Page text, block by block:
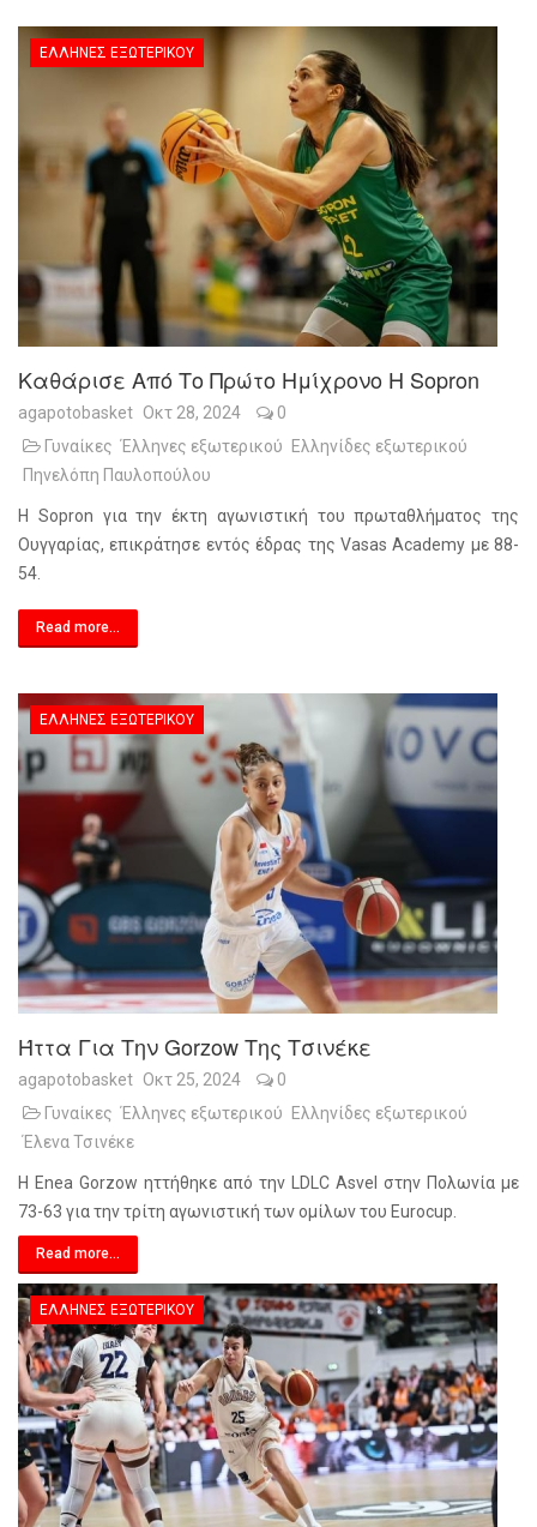
ΈΛΛΗΝΕΣ ΕΞΩΤΕΡΙΚΟΎ
Καθάρισε Από Το Πρώτο Ημίχρονο Η Sopron
agapotobasket Οκτ 28, 2024
0
Γυναίκες Έλληνες εξωτερικού
Ελληνίδες εξωτερικού
Πηνελόπη Παυλοπούλου
Η Sopron για την έκτη αγωνιστική του πρωταθλήματος της
Ουγγαρίας, επικράτησε εντός έδρας της Vasas Academy με 88-
54.
Read more...
ΈΛΛΗΝΕΣ ΕΞΩΤΕΡΙΚΟΎ
Ήττα Για Την Gorzow Της Τσινέκε
agapotobasket Οκτ 25, 2024
0
Γυναίκες Έλληνες εξωτερικού
Ελληνίδες εξωτερικού
Έλενα Τσινέκε
Η Enea Gorzow ηττήθηκε από την LDLC Asvel στην Πολωνία με
73-63 για την τρίτη αγωνιστική των ομίλων του Eurocup.
Read more...
ΈΛΛΗΝΕΣ ΕΞΩΤΕΡΙΚΟΎ